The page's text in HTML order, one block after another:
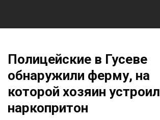
Полицейские в Гусеве
обнаружили ферму, на
которой хозяин устроил
наркопритон